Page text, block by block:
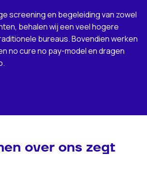
screening en begeleiding van zowel
behalen wij een veel hogere
bureaus. Bovendien werken
no cure no pay-model en dragen
over ons zegt